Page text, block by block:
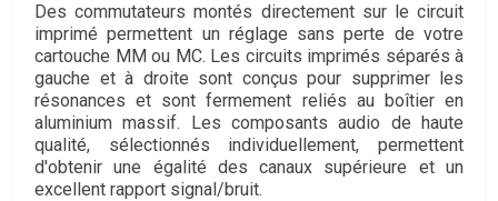
Des commutateurs montés directement sur le circuit
imprimé permettent un réglage sans perte de votre
cartouche MM ou MC. Les circuits imprimés séparés à
gauche et à droite sont conçus pour supprimer les
résonances et sont fermement reliés au boîtier en
aluminium massif. Les composants audio de haute
qualité, sélectionnés individuellement, permettent
d'obtenir une égalité des canaux supérieure et un
excellent rapport signal/bruit.